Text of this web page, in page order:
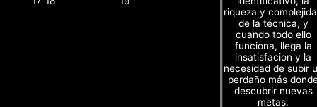
riqueza y
de la técnica, y
cuando todo ello
funciona, llega la
insatisfacion y la
necesidad de subir
perdaño más
descubrir nuevas
metas.